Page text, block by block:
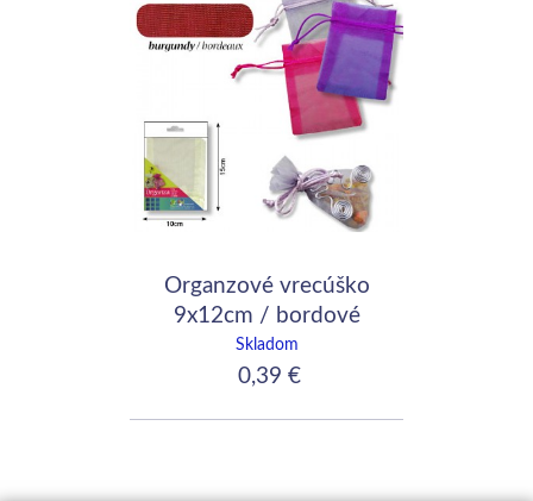
Organzové vrecúško
9x12cm / bordové
Skladom
0,39 €